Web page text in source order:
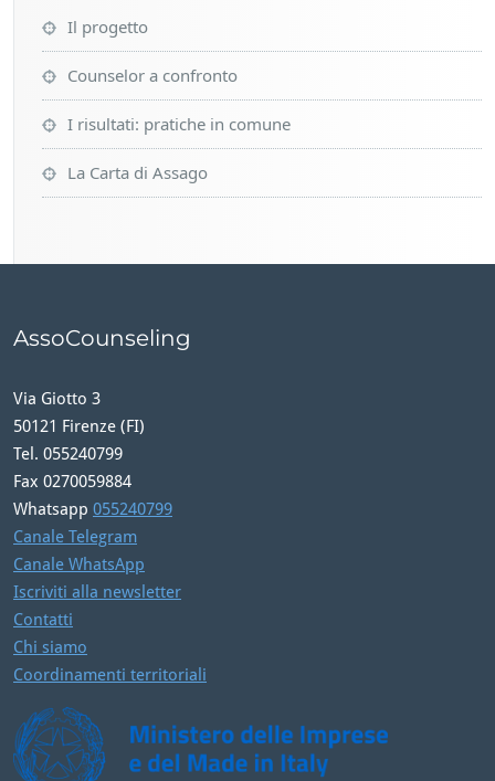
Il progetto
Counselor a confronto
I risultati: pratiche in comune
La Carta di Assago
AssoCounseling
Via Giotto 3
50121 Firenze (FI)
Tel. 055240799
Fax 0270059884
Whatsapp 055240799
Canale Telegram
Canale WhatsApp
Iscriviti alla newsletter
Contatti
Chi siamo
Coordinamenti territoriali